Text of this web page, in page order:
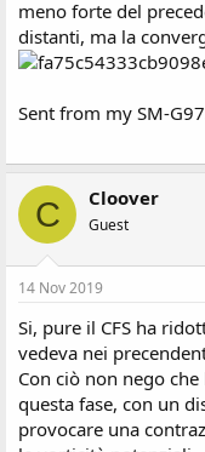
meno forte del
distanti, ma la
Sent from my SM-
C Cloover
Guest
14 Nov 2019
Si, pure il CFS ha
vedeva nei
Con ciò non nego
questa fase, con un
provocare una